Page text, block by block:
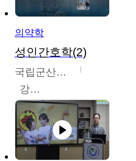
의약학
성인간호학(2)
국립군산대학교
강경아